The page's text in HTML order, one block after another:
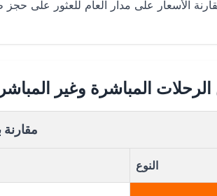
الأسعار على مدار العام للعثور على
الرحلات المباشرة وغير
النوع